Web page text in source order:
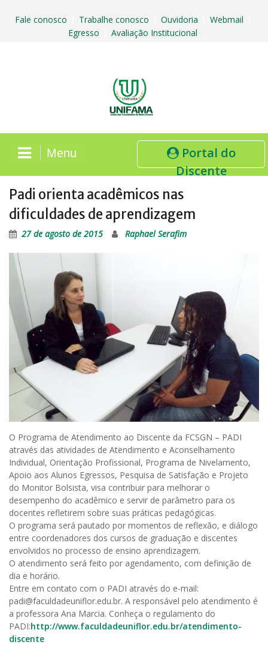
Fale conosco Trabalhe conosco Ouvidoria Webmail
Egresso Avaliação Institucional
Portal do
Discente
Menu
Padi orienta acadêmicos nas
dificuldades de aprendizagem
27 de agosto de 2015 Raphael Serafim
O Programa de Atendimento ao Discente da FCSGN – PADI
através das atividades de Atendimento e Aconselhamento
Individual, Orientação Profissional, Programa de Nivelamento,
Apoio aos Alunos Egressos, Pesquisa de Satisfação e Projeto
do Monitor Bolsista, visa contribuir para melhorar o
desempenho do acadêmico e servir de parâmetro para os
docentes refletirem sobre suas práticas pedagógicas.
O programa será pautado por momentos de reflexão, e diálogo
entre coordenadores dos cursos de graduação e discentes
envolvidos no processo de ensino aprendizagem.
O atendimento será feito por agendamento, com definição de
dia e horário.
Entre em contato com o PADI através do e-mail:
padi@faculdadeuniflor.edu.br. A responsável pelo atendimento é
a professora Ana Marcia. Conheça o regulamento do
PADI:http://www.faculdadeuniflor.edu.br/atendimento-
discente